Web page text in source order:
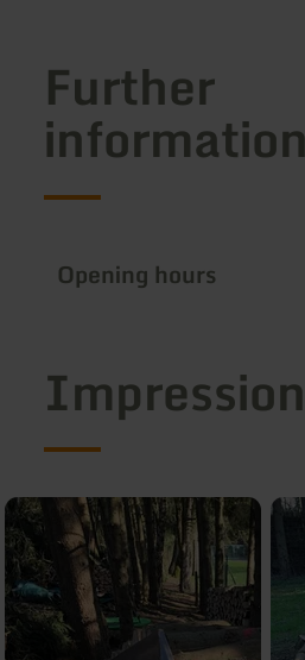
Further
information
Opening hours